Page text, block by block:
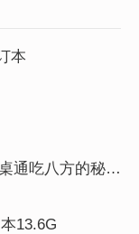
本
通吃八方的秘籍
13.6G